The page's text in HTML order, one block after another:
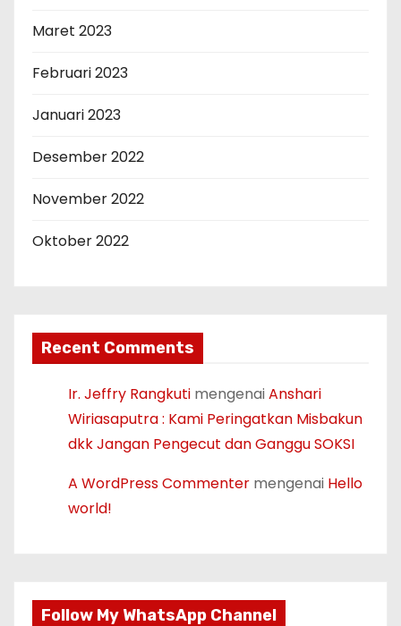
Maret 2023
Februari 2023
Januari 2023
Desember 2022
November 2022
Oktober 2022
Recent Comments
Ir. Jeffry Rangkuti mengenaiAnshari
Wiriasaputra : Kami Peringatkan Misbakun
dkk Jangan Pengecut dan Ganggu SOKSI
A WordPress Commenter mengenai Hello
world!
Follow My WhatsApp Channel